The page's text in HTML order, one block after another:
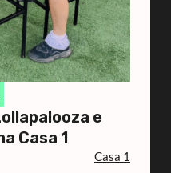
e
Casa 1
Casa 1